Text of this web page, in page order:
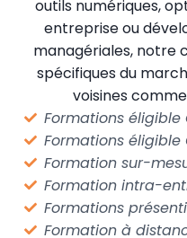
outils numériques,
entreprise ou
managériales, notre
spécifiques du
voisines
Formations éligible
Formations éligible
Formation sur-
Formation intra-
Formations
Formation à